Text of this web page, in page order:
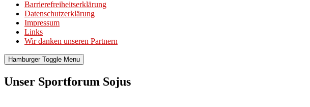
Barrierefreiheitserklärung
Datenschutzerklärung
Impressum
Links
Wir danken unseren Partnern
Hamburger Toggle Menu
Unser Sportforum Sojus